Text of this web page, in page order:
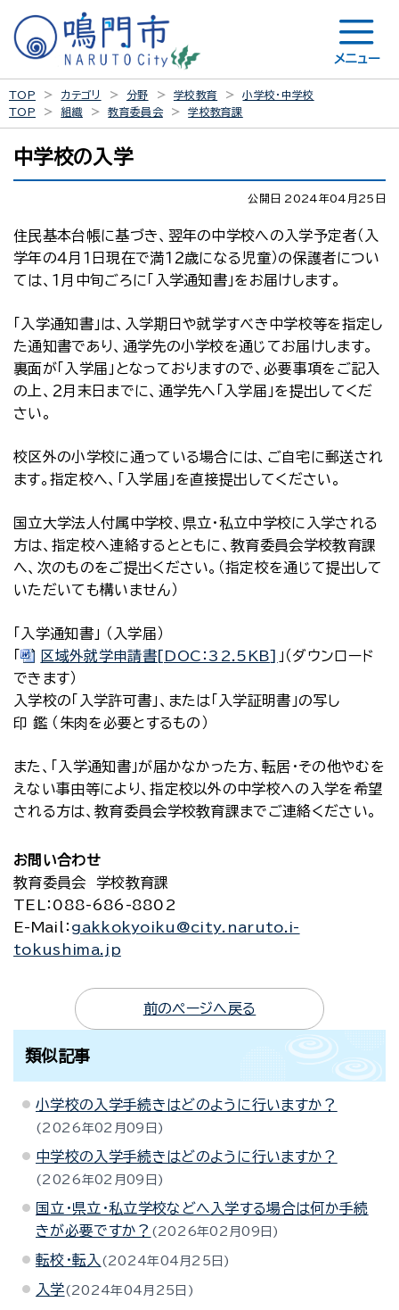
メニュー
TOP カテゴリ 分野 学校教育
小学校・中学校
TOP
組織 教育委員会 学校教育課
中学校の入学
公開日 2024年04月25日
住民基本台帳に基づき、翌年の中学校への入学予定者（入
学年の４月１日現在で満１２歳になる児童）の保護者につい
ては、１月中旬ごろに「入学通知書」をお届けします。
「入学通知書」は、入学期日や就学すべき中学校等を指定し
た通知書であり、通学先の小学校を通じてお届けします。
裏面が「入学届」となっておりますので、必要事項をご記入
の上、２月末日までに、通学先へ「入学届」を提出してくだ
さい。
校区外の小学校に通っている場合には、ご自宅に郵送され
ます。指定校へ、「入学届」を直接提出してください。
国立大学法人付属中学校、県立・私立中学校に入学される
方は、指定校へ連絡するとともに、教育委員会学校教育課
へ、次のものをご提出ください。（指定校を通じて提出して
いただいても構いません）
「入学通知書」 （入学届）
「
区域外就学申請書[DOC：32.5KB] 」（ダウンロード
できます）
入学校の「入学許可書」、または「入学証明書」の写し
印 鑑 （朱肉を必要とするもの）
また、「入学通知書」が届かなかった方、転居・その他やむを
えない事由等により、指定校以外の中学校への入学を希望
される方は、教育委員会学校教育課までご連絡ください。
お問い合わせ
教育委員会 学校教育課
TEL
：088-686-8802
E-Mail
： gakkokyoiku@city.naruto.i-
tokushima.jp
前のページへ戻る
類似記事
小学校の入学手続きはどのように行いますか？
2026年02月09日
中学校の入学手続きはどのように行いますか？
2026年02月09日
国立・県立・私立学校などへ入学する場合は何か手続
きが必要ですか？
2026年02月09日
転校・転入 2024年04月25日
入学 2024年04月25日